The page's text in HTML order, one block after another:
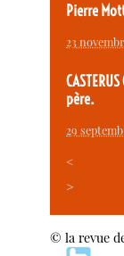
Pierre
23
père.
29
<
>
© la revue